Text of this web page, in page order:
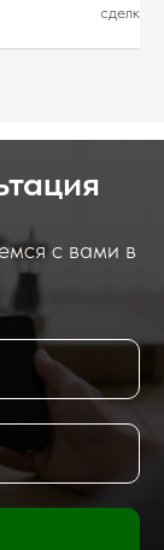
сделки)
с вами в